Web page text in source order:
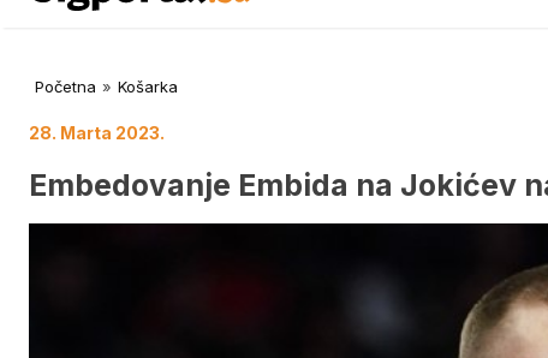
Početna » Košarka
28. Marta 2023.
Embedovanje Embida na Jokićev